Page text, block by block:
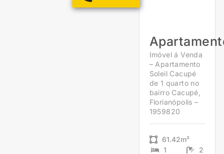
Imóvel á Venda
– Apartamento
Soleil Cacupé
de 1 quarto no
bairro Cacupé,
Florianópolis –
1959820
61.42m²
1
2